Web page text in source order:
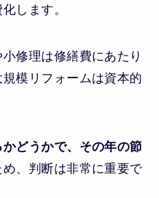
します。
修理は修繕費にあたり
模リフォームは資本的
どうかで、その年の節
め、判断は非常に重要で